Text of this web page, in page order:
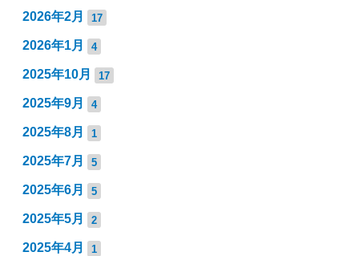
2026年2月 17
2026年1月 4
2025年10月 17
2025年9月 4
2025年8月 1
2025年7月 5
2025年6月 5
2025年5月 2
2025年4月 1